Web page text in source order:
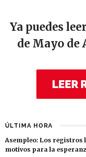
Ya puedes
de Mayo de
LEER
ÚLTIMA HORA
Asempleo: Los registros
motivos para la